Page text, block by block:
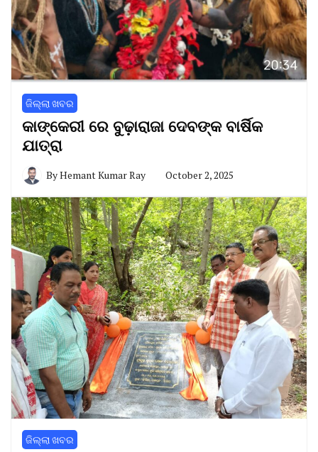
ଜିଲ୍ଲା ଖବର
କାଙ୍କେରୀ ରେ ବୁଢ଼ାରାଜା ଦେବଙ୍କ ବାର୍ଷିକ
ଯାତ୍ରା
ByHemant Kumar Ray October 2, 2025
ଜିଲ୍ଲା ଖବର